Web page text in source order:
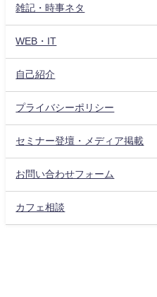
雑記・時事ネタ
WEB・IT
自己紹介
プライバシーポリシー
セミナー登壇・メディア掲載
お問い合わせフォーム
カフェ相談